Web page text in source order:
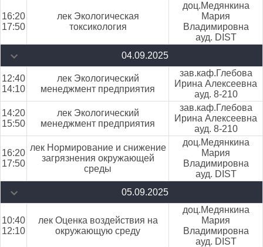
16:20
17:50
лек Экологическая
токсикология
доц.Медянкина
Мария
Владимировна
ауд. DIST
04.09.2025
12:40
14:10
лек Экологический
менеджмент предприятия
зав.каф.Глебова
Ирина Алексеевна
ауд. 8-210
14:20
15:50
лек Экологический
менеджмент предприятия
зав.каф.Глебова
Ирина Алексеевна
ауд. 8-210
16:20
17:50
лек Нормирование и снижение
загрязнения окружающей
среды
доц.Медянкина
Мария
Владимировна
ауд. DIST
05.09.2025
10:40
12:10
лек Оценка воздействия на
окружающую среду
доц.Медянкина
Мария
Владимировна
ауд. DIST